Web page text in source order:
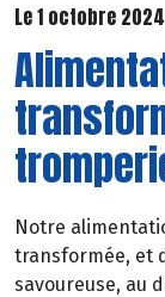
Le 1 octobre 2024
Notre
transformée, et
savoureuse, au